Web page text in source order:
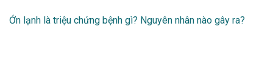
Ớn lạnh là triệu chứng bệnh gì? Nguyên nhân nào gây ra?